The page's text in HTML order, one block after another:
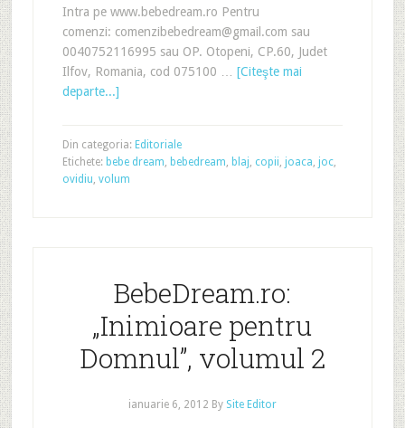
Intra pe www.bebedream.ro Pentru
comenzi: comenzibebedream@gmail.com sau
0040752116995 sau OP. Otopeni, CP.60, Judet
Ilfov, Romania, cod 075100 … [Citeşte mai
departe...]
Din categoria: Editoriale
Etichete: bebe dream, bebedream, blaj, copii, joaca, joc,
ovidiu, volum
BebeDream.ro:
„Inimioare pentru
Domnul”, volumul 2
ianuarie 6, 2012 By Site Editor